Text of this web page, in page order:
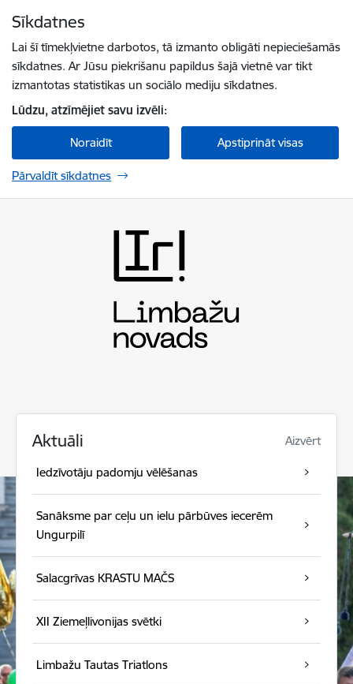
Sīkdatnes
Lai šī tīmekļvietne darbotos, tā izmanto obligāti nepieciešamās
sīkdatnes. Ar Jūsu piekrišanu papildus šajā vietnē var tikt
izmantotas statistikas un sociālo mediju sīkdatnes.
Lūdzu, atzīmējiet savu izvēli:
Noraidīt Apstiprināt visas
Pārvaldīt sīkdatnes
Aktuāli Aizvērt
Iedzīvotāju padomju vēlēšanas
Sanāksme par ceļu un ielu pārbūves iecerēm
Ungurpilī
Salacgrīvas KRASTU MAČS
XII Ziemeļlivonijas svētki
Limbažu Tautas Triatlons